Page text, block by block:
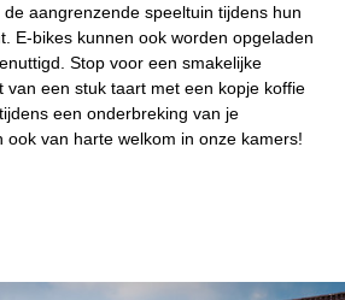
aangrenzende speeltuin tijdens hun
E-bikes kunnen ook worden opgeladen
Stop voor een smakelijke
van een stuk taart met een kopje koffie
een onderbreking van je
ook van harte welkom in onze kamers!